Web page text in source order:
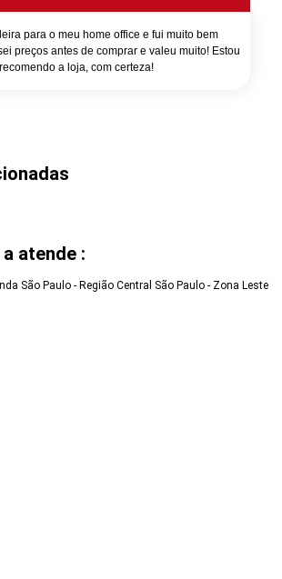
para o meu home office e fui muito bem
preços antes de comprar e valeu muito! Estou
a loja, com certeza!
atende :
São Paulo - Região Central São Paulo - Zona Leste